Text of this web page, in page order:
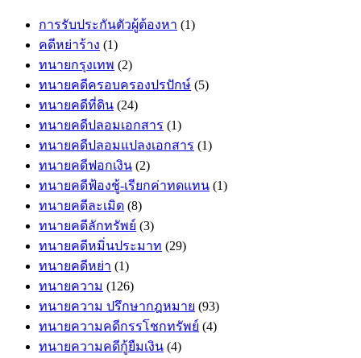
การรับประกันตัวผู้ต้องหา (1)
คดีหย่าร้าง (1)
ทนายกรุงเทพ (2)
ทนายคดีครอบครองปรปักษ์ (5)
ทนายคดีที่ดิน (24)
ทนายคดีปลอมเอกสาร (1)
ทนายคดีปลอมแปลงเอกสาร (1)
ทนายคดีฟอกเงิน (2)
ทนายคดีฟ้องชู้-เรียกค่าทดแทน (1)
ทนายคดีละเมิด (8)
ทนายคดีลักทรัพย์ (3)
ทนายคดีหมิ่นประมาท (29)
ทนายคดีหย่า (1)
ทนายความ (126)
ทนายความ ปรึกษากฎหมาย (93)
ทนายความคดีกรรโชกทรัพย์ (4)
ทนายความคดีกู้ยืมเงิน (4)